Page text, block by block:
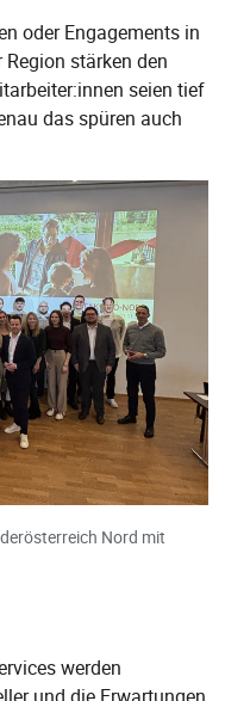
oder Engagements in
stärken den
seien tief
das spüren auch
Nord mit
werden